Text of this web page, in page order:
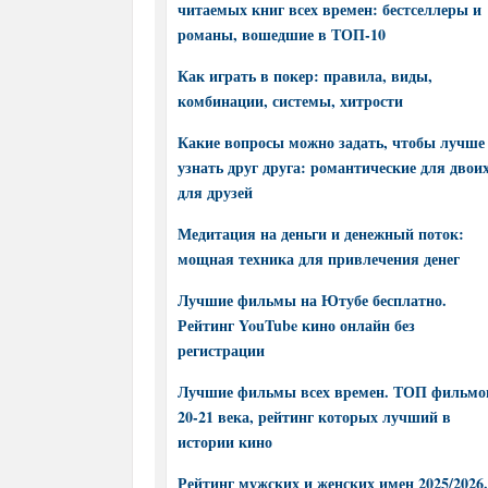
читаемых книг всех времен: бестселлеры и
романы, вошедшие в ТОП-10
Как играть в покер: правила, виды,
комбинации, системы, хитрости
Какие вопросы можно задать, чтобы лучше
узнать друг друга: романтические для
для друзей
Медитация на деньги и денежный поток:
мощная техника для привлечения денег
Лучшие фильмы на Ютубе бесплатно.
Рейтинг YouTube кино онлайн без
регистрации
Лучшие фильмы всех времен. ТОП
20-21 века, рейтинг которых лучший в
истории кино
Рейтинг мужских и женских имен 2025/2026.